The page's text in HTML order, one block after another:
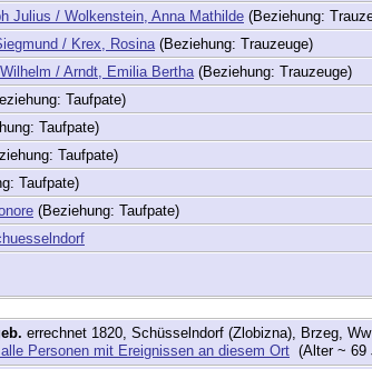
Julius / Wolkenstein, Anna Mathilde (Beziehung:
/ Krex, Rosina (Beziehung: Trauzeuge)
/ Arndt, Emilia Bertha (Beziehung: Trauzeuge)
Taufpate)
Taufpate)
Taufpate)
Taufpate)
(Beziehung: Taufpate)
errechnet 1820, Schüsselndorf (Zlobizna), Brzeg,
(Alter ~ 69